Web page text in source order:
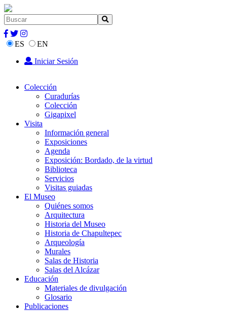
ES
EN
Iniciar Sesión
Colección
Curadurías
Colección
Gigapixel
Visita
Información general
Exposiciones
Agenda
Exposición: Bordado, de la virtud
Biblioteca
Servicios
Visitas guiadas
El Museo
Quiénes somos
Arquitectura
Historia del Museo
Historia de Chapultepec
Arqueología
Murales
Salas de Historia
Salas del Alcázar
Educación
Materiales de divulgación
Glosario
Publicaciones